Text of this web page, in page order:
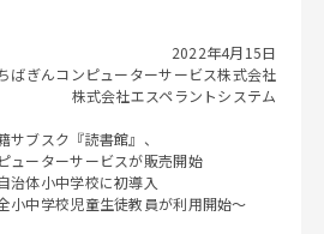
2022年4月15日
ばぎんコンピューターサービス株式会社
株式会社エスペラントシステム
サブスク『読書館』、
ューターサービスが販売開始
治体小中学校に初導入
小中学校児童生徒教員が利用開始～